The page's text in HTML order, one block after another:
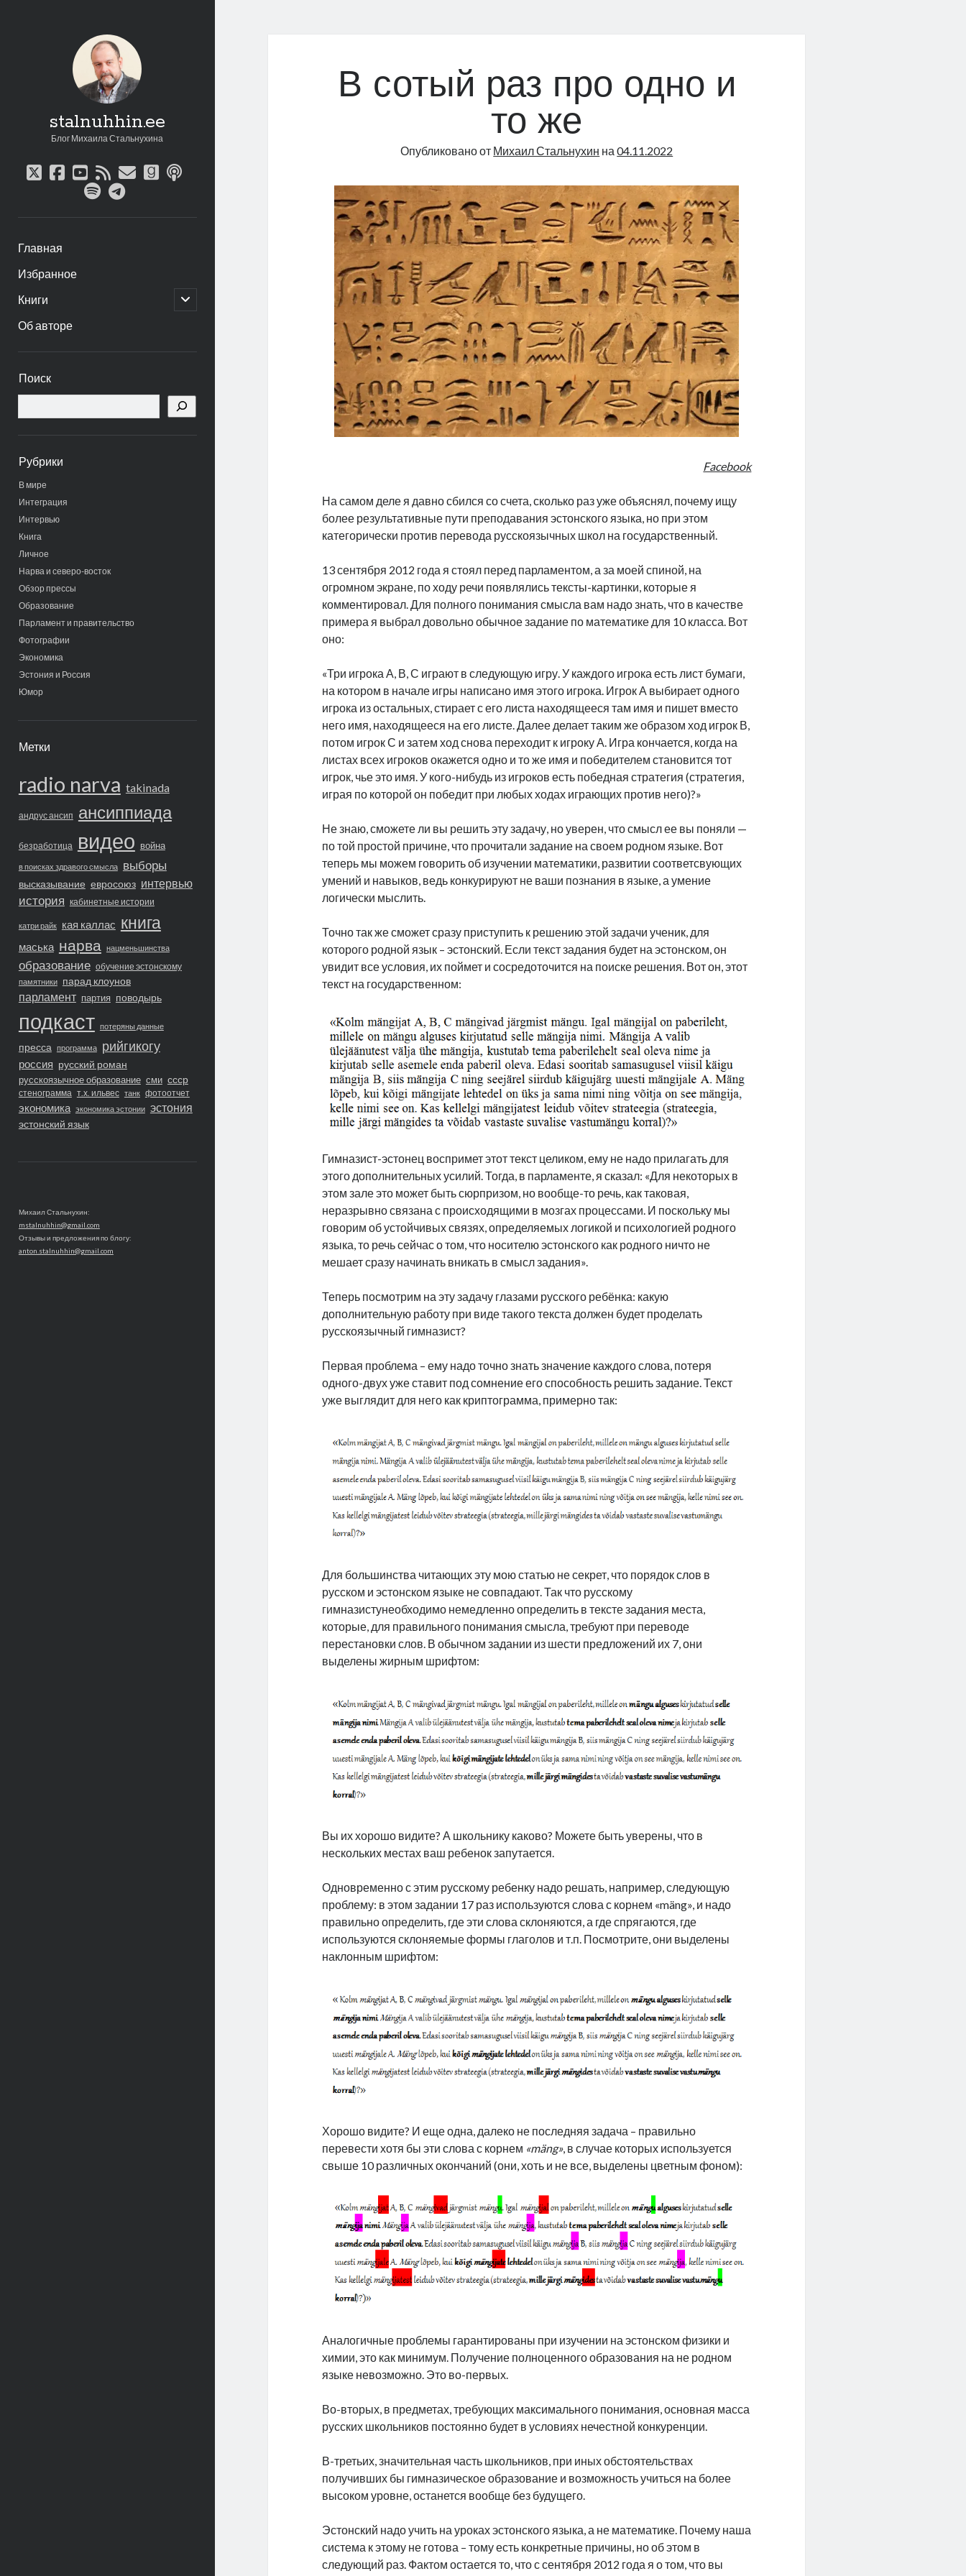
stalnuhhin.ee
Блог Михаила Стальнухина
twitter
facebook
youtube
rssemailgoodreads
podcast
spotifytelegram
Главная
Избранное
Книги
открыть
дочернее
Об авторе
панель
Поиск
Рубрики
В мире
Интеграция
Интервью
Книга
Личное
Нарва и северо-восток
Обзор прессы
Образование
Парламент и правительство
Фотографии
Экономика
Эстония и Россия
Юмор
Метки
radio narva takinada
андрус ансип ансиппиада
безработица видео война
в поисках здравого смысла выборы
высказывание евросоюз интервью
история кабинетные истории
катри райк кая каллас книга
маська нарва нацменьшинства
образование обучение эстонскому
памятники парад клоунов
парламент партия поводырь
подкаст потеряны данные
пресса программа рийгикогу
россия русский роман
русскоязычное образование сми ссср
стенограмма т.х. ильвес танк фотоотчет
экономика экономика эстонии эстония
эстонский язык
Михаил Стальнухин:
mstalnuhhin@gmail.com
Отзывы и предложения по блогу:
anton.stalnuhhin@gmail.com
В сотый раз про одно и
то же
Опубликовано от Михаил Стальнухин на04.11.2022
Facebook
На самом деле я давно сбился со счета, сколько раз уже объяснял, почему ищу
более результативные пути преподавания эстонского языка, но при этом
категорически против перевода русскоязычных школ на государственный.
13 сентября 2012 года я стоял перед парламентом, а за моей спиной, на
огромном экране, по ходу речи появлялись тексты-картинки, которые я
комментировал. Для полного понимания смысла вам надо знать, что в качестве
примера я выбрал довольно обычное задание по математике для 10 класса. Вот
оно:
«Три игрока А, В, С играют в следующую игру. У каждого игрока есть лист бумаги,
на котором в начале игры написано имя этого игрока. Игрок А выбирает одного
игрока из остальных, стирает с его листа находящееся там имя и пишет вместо
него имя, находящееся на его листе. Далее делает таким же образом ход игрок В,
потом игрок С и затем ход снова переходит к игроку А. Игра кончается, когда на
листах всех игроков окажется одно и то же имя и победителем становится тот
игрок, чье это имя. У кого-нибудь из игроков есть победная стратегия (стратегия,
играя по которой он победит при любых ходах играющих против него)?»
Не знаю, сможете ли вы решить эту задачу, но уверен, что смысл ее вы поняли —
по той простой причине, что прочитали задание на своем родном языке. Вот
теперь мы можем говорить об изучении математики, развитии соответсвующих
умений и навыков, ведь конкурируют не ваши познания в языке, а умение
логически мыслить.
Точно так же сможет сразу приступить к решению этой задачи ученик, для
которого родной язык – эстонский. Если текст задания будет на эстонском, он
увидит все условия, их поймет и сосредоточится на поиске решения. Вот он, этот
текст на государственном:
Гимназист-эстонец воспримет этот текст целиком, ему не надо прилагать для
этого дополнительных усилий. Тогда, в парламенте, я сказал: «Для некоторых в
этом зале это может быть сюрпризом, но вообще-то речь, как таковая,
неразрывно связана с происходящими в мозгах процессами. И поскольку мы
говорим об устойчивых связях, определяемых логикой и психологией родного
языка, то речь сейчас о том, что носителю эстонского как родного ничто не
мешает сразу начинать вникать в смысл задания».
Теперь посмотрим на эту задачу глазами русского ребёнка: какую
дополнительную работу при виде такого текста должен будет проделать
русскоязычный гимназист?
Первая проблема – ему надо точно знать значение каждого слова, потеря
одного-двух уже ставит под сомнение его способность решить задание. Текст
уже выглядит для него как криптограмма, примерно так:
Для большинства читающих эту мою статью не секрет, что порядок слов в
русском и эстонском языке не совпадают. Так что русскому
гимназистунеобходимо немедленно определить в тексте задания места,
которые, для правильного понимания смысла, требуют при переводе
перестановки слов. В обычном задании из шести предложений их 7, они
выделены жирным шрифтом:
Вы их хорошо видите? А школьнику каково? Можете быть уверены, что в
нескольких местах ваш ребенок запутается.
Одновременно с этим русскому ребенку надо решать, например, следующую
проблему: в этом задании 17 раз используются слова с корнем «mäng», и надо
правильно определить, где эти слова склоняются, а где спрягаются, где
используются склоняемые формы глаголов и т.п. Посмотрите, они выделены
наклонным шрифтом:
Хорошо видите? И еще одна, далеко не последняя задача – правильно
перевести хотя бы эти слова с корнем «mäng», в случае которых используется
свыше 10 различных окончаний (они, хоть и не все, выделены цветным фоном):
Аналогичные проблемы гарантированы при изучении на эстонском физики и
химии, это как минимум. Получение полноценного образования на не родном
языке невозможно. Это во-первых.
Во-вторых, в предметах, требующих максимального понимания, основная масса
русских школьников постоянно будет в условиях нечестной конкуренции.
В-третьих, значительная часть школьников, при иных обстоятельствах
получивших бы гимназическое образование и возможность учиться на более
высоком уровне, останется вообще без будущего.
Эстонский надо учить на уроках эстонского языка, а не математике. Почему наша
система к этому не готова – тому есть конкретные причины, но об этом в
следующий раз. Фактом остается то, что с сентября 2012 года я о том, что вы